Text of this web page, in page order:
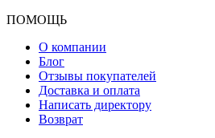
ПОМОЩЬ
О компании
Блог
Отзывы покупателей
Доставка и оплата
Написать директору
Возврат